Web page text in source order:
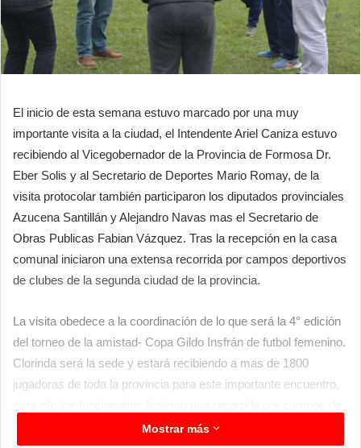
El inicio de esta semana estuvo marcado por una muy
importante visita a la ciudad, el Intendente Ariel Caniza estuvo
recibiendo al Vicegobernador de la Provincia de Formosa Dr.
Eber Solis y al Secretario de Deportes Mario Romay, de la
visita protocolar también participaron los diputados provinciales
Azucena Santillán y Alejandro Navas mas el Secretario de
Obras Publicas Fabian Vázquez. Tras la recepción en la casa
comunal iniciaron una extensa recorrida por campos deportivos
de clubes de la segunda ciudad de la provincia.
La visita obedece a la coordinación de lo que será la 4° edición
del torneo de la amistad- Copa Gildo Insfrán de futbol femenino.
Clorinda será la sede y estará recibiendo a mas de 1800
jugadoras de toda la provincia para este importante encuentro,
juegos sedes sociales y otros puntos a fin de ir coordinando lo
Mostrar más